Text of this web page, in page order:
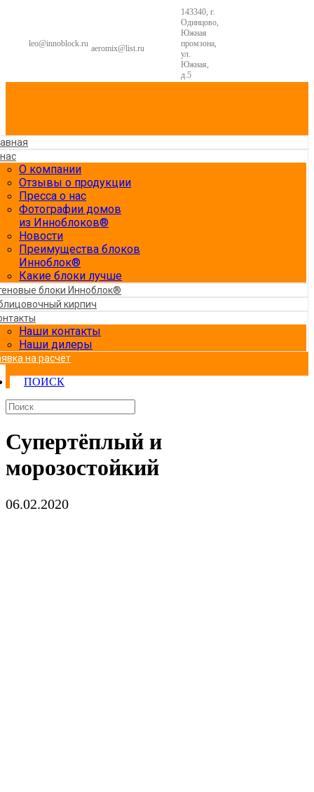
leo@innoblock.ru aeromix@list.ru
143340, г.
Одинцово,
Южная
промзона,
ул.
Южная,
д.5
О компании
Отзывы о продукции
Пресса о нас
Фотографии домов
из Инноблоков®
Новости
Преимущества блоков
Инноблок®
Какие блоки лучше
блоки Инноблок®
кирпич
Наши контакты
Наши дилеры
на расчёт
ПОИСК
Супертёплый и
морозостойкий
06.02.2020